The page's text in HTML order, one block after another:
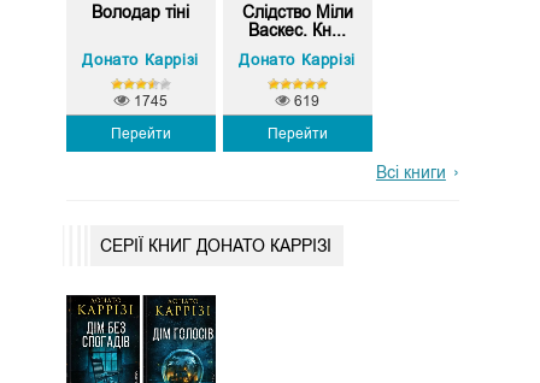
Володар тіні
Донато Каррізі
Перейти
1745
Слідство Міли
Васкес. Кн...
Донато Каррізі
Перейти
619
Всі книги
СЕРІЇ КНИГ ДОНАТО КАРРІЗІ